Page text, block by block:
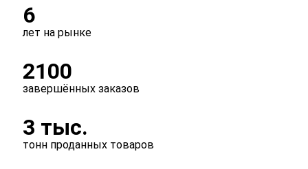
6
лет на рынке
2100
завершённых заказов
3 тыс.
тонн проданных товаров